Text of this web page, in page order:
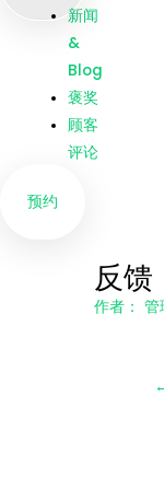
新闻
&
Blog
褒奖
顾客
评论
预约
反馈
作者： 管